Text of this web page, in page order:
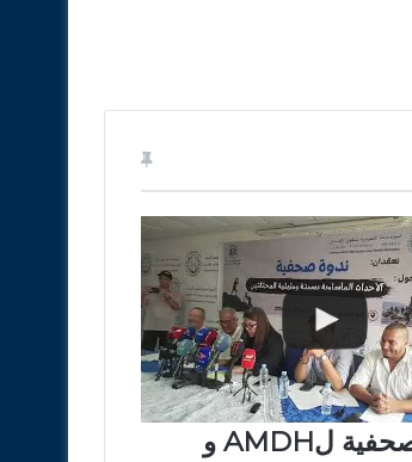
الندوة الصحفية لAMDH و